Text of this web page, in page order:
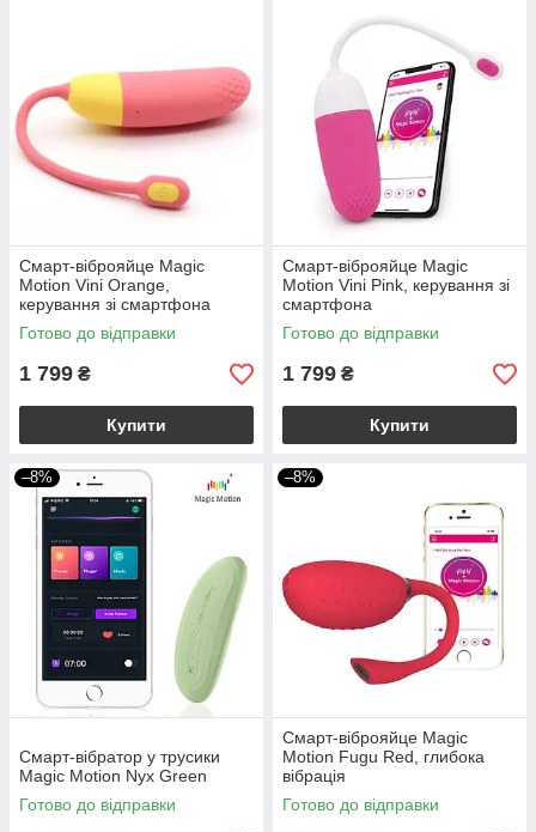
Смарт-віброяйце Magic
Motion Vini Orange,
керування зі смартфона
Готово до відправки
1 799 ₴
Купити
Смарт-віброяйце Magic
Motion Vini Pink, керування зі
смартфона
Готово до відправки
1 799 ₴
Купити
–8%
Смарт-вібратор у трусики
Magic Motion Nyx Green
Готово до відправки
–8%
Смарт-віброяйце Magic
Motion Fugu Red, глибока
вібрація
Готово до відправки